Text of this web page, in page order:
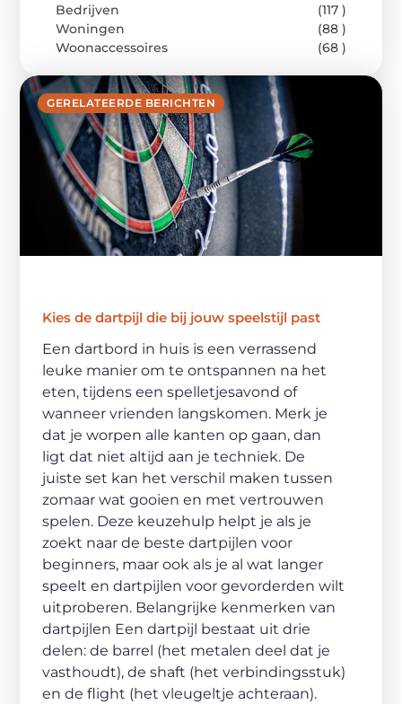
GERELATEERDE BERICHTEN
Kies de dartpijl die bij jouw speelstijl past
Een dartbord in huis is een verrassend
leuke manier om te ontspannen na het
eten, tijdens een spelletjesavond of
wanneer vrienden langskomen. Merk je
dat je worpen alle kanten op gaan, dan
ligt dat niet altijd aan je techniek. De
juiste set kan het verschil maken tussen
zomaar wat gooien en met vertrouwen
spelen. Deze keuzehulp helpt je als je
zoekt naar de beste dartpijlen voor
beginners, maar ook als je al wat langer
speelt en dartpijlen voor gevorderden wilt
uitproberen. Belangrijke kenmerken van
dartpijlen Een dartpijl bestaat uit drie
delen: de barrel (het metalen deel dat je
vasthoudt), de shaft (het verbindingsstuk)
en de flight (het vleugeltje achteraan).
Bedrijven
(117 )
Woningen
(88 )
Woonaccessoires
(68 )